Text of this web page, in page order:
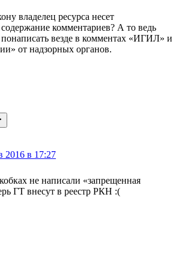
владелец ресурса несет
содержание комментариев? А то ведь
везде в комментах «ИГИЛ» и
от надзорных органов.
2016 в 17:27
не написали «запрещенная
ГТ внесут в реестр РКН :(